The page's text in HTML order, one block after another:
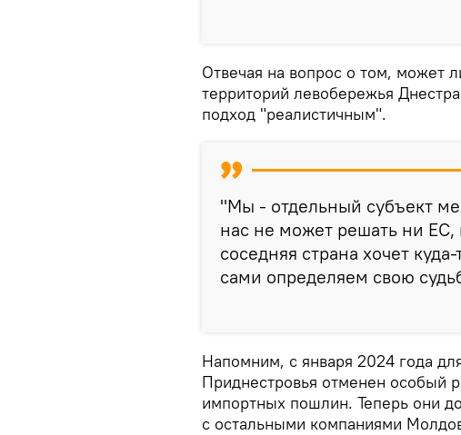
Отвечая на вопрос о том, может
территорий левобережья
подход "реалистичным".
"Мы - отдельный субъект
нас не может решать ни
соседняя страна хочет
сами определяем свою
Напомним, с января 2024 года
Приднестровья отменен особый
импортных пошлин. Теперь они
с остальными компаниями